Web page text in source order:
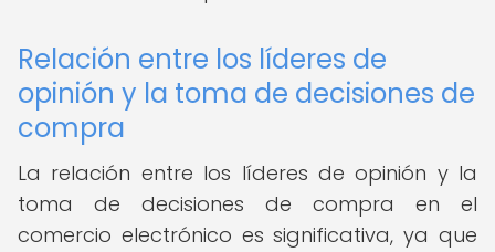
Relación entre los líderes de
opinión y la toma de decisiones de
compra
La relación entre los líderes de opinión y la
toma de decisiones de compra en el
comercio electrónico es significativa, ya que